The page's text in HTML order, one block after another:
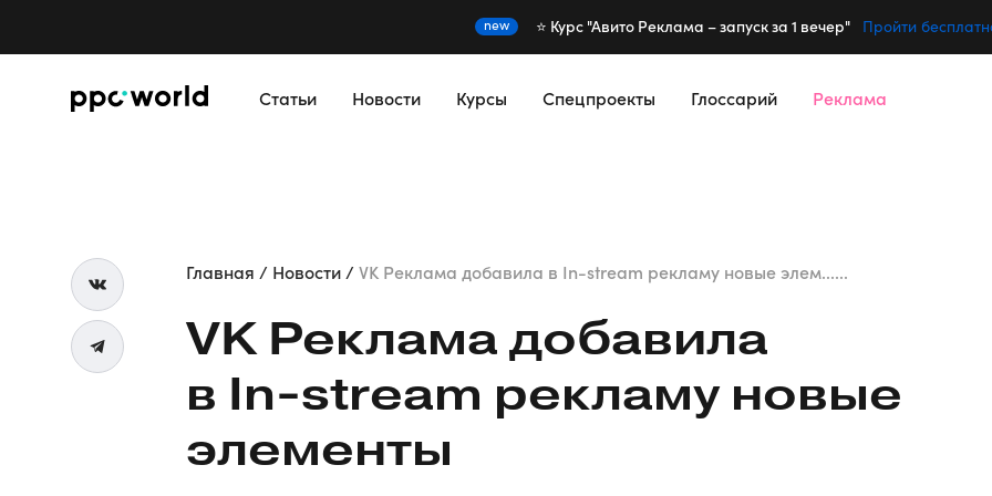
new ⭐️ Курс "Авито Реклама – запуск за 1 вечер" Пройти
Статьи Новости Курсы Спецпроекты Глоссарий Реклама
Главная Новости VK Реклама добавила в In-stream рекламу новые элем......
VK Реклама добавила
в In-stream рекламу новые
элементы